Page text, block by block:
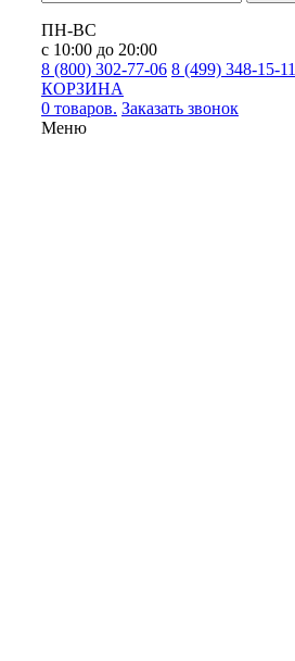
ПН-ВС
с 10:00 до 20:00
8 (800) 302-77-06 8 (499) 348-15-11
КОРЗИНА
0 товаров. Заказать звонок
Меню